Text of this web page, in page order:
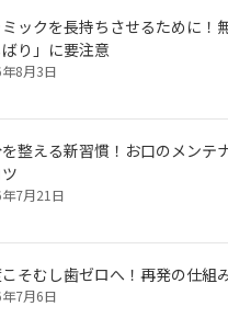
ックを長持ちさせるために！
り」に要注意
8月3日
整える新習慣！お口のメンテ
7月21日
そむし歯ゼロへ！再発の仕組
7月6日